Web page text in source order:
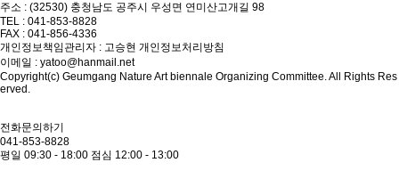
주소 : (32530) 충청남도 공주시 우성면 연미산고개길 98
TEL : 041-853-8828
FAX : 041-856-4336
개인정보책임관리자 : 고승현 개인정보처리방침
이메일 : yatoo@hanmail.net
Copyright(c) Geumgang Nature Art biennale Organizing Committee. All Rights Res
erved.
전화문의하기
041-853-8828
평일 09:30 - 18:00 점심 12:00 - 13:00